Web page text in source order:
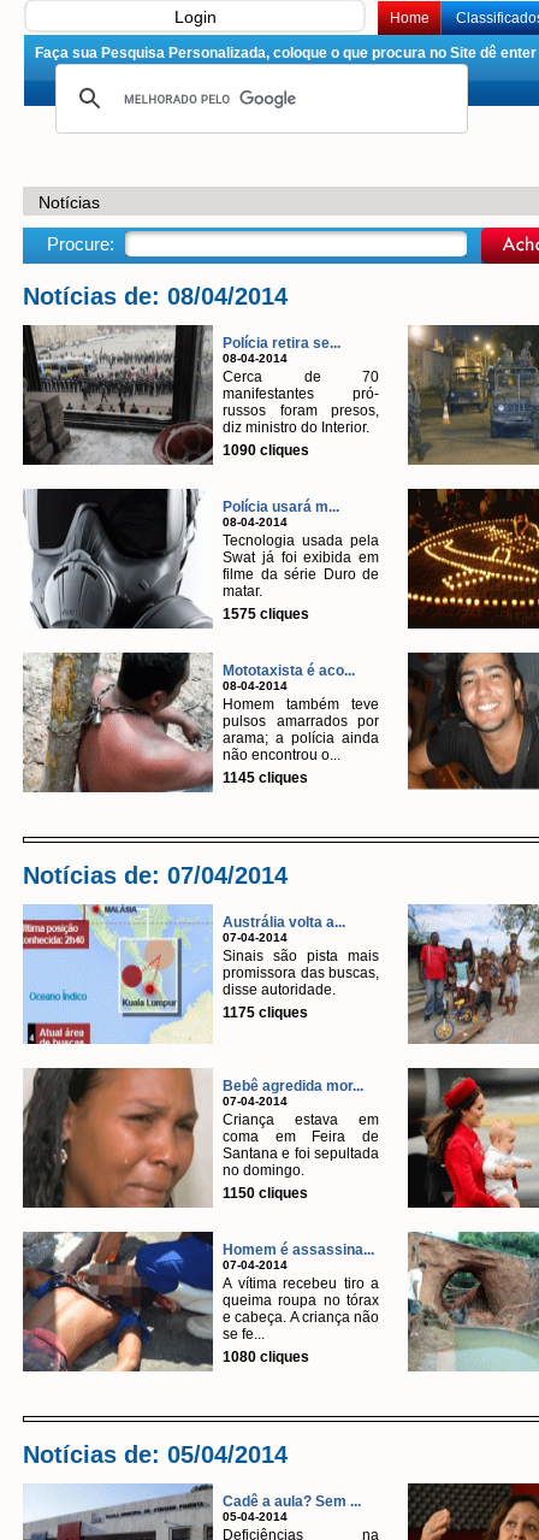
Login Home
Faça sua Pesquisa Personalizada, coloque o que procura no Site dê
Notícias
Procure:
Notícias de: 08/04/2014
Polícia retira se...
08-04-2014
Cerca de 70
manifestantes pró-
russos foram presos,
diz ministro do Interior.
1090 cliques
Polícia usará m...
08-04-2014
Tecnologia usada pela
Swat já foi exibida em
filme da série Duro de
matar.
1575 cliques
Mototaxista é aco...
08-04-2014
Homem também teve
pulsos amarrados por
arama; a polícia ainda
não encontrou o...
1145 cliques
Notícias de: 07/04/2014
Austrália volta a...
07-04-2014
Sinais são pista mais
promissora das buscas,
disse autoridade.
1175 cliques
Bebê agredida mor...
07-04-2014
Criança estava em
coma em Feira de
Santana e foi sepultada
no domingo.
1150 cliques
Homem é assassina...
07-04-2014
A vítima recebeu tiro a
queima roupa no tórax
e cabeça. A criança não
se fe...
1080 cliques
Notícias de: 05/04/2014
Cadê a aula? Sem ...
05-04-2014
Deficiências na